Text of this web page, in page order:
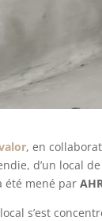
, en
d’un local
été mené par
s’est